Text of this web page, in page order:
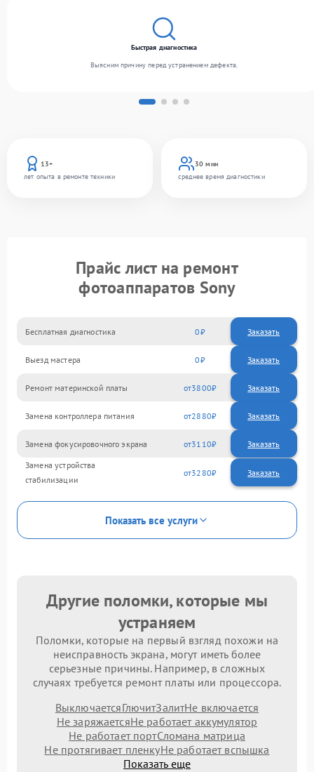
13+
лет опыта в ремонте техники
30 мин
среднее время диагностики
Быстрая диагностика
Выясним причину перед устранением дефекта.
Прайс лист на ремонт
фотоаппаратов Sony
Бесплатная диагностика 0 Заказать
Выезд мастера 0 Заказать
Ремонт материнской платы 3800
Замена контроллера питания 2880
Замена фокусировочного экрана 3110
Замена устройства
стабилизации
3280
Показать все услуги
Другие поломки, которые мы
устраняем
Поломки, которые на первый взгляд похожи на
неисправность экрана, могут иметь более
серьезные причины. Например, в сложных
случаях требуется ремонт платы или процессора.
ВыключаетсяГлючитЗалитНе включается
Не заряжаетсяНе работает аккумулятор
Не работает портСломана матрица
Не протягивает пленкуНе работает вспышка
Показать еще